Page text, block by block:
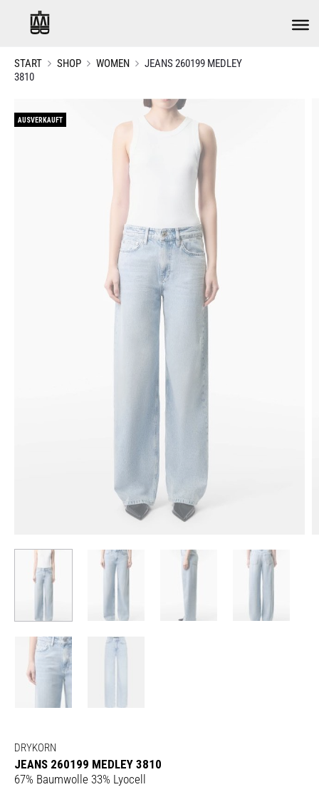
START SHOP WOMEN
JEANS 260199 MEDLEY
3810
AUSVERKAUFT
DRYKORN
JEANS 260199 MEDLEY 3810
67% Baumwolle 33% Lyocell